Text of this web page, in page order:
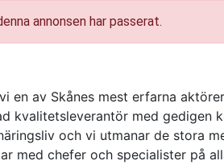
annonsen har passerat.
en av Skånes mest erfarna
kvalitetsleverantör med gedigen
och vi utmanar de stora
med chefer och specialister på